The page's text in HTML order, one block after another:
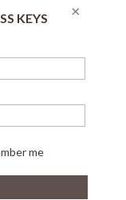
KEYS
me
×